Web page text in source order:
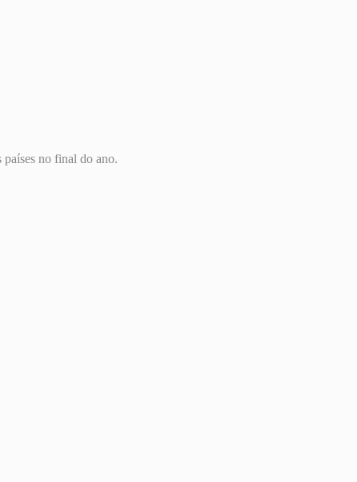
no final do ano.